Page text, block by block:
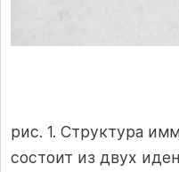
рис. 1. Структура
состоит из двух